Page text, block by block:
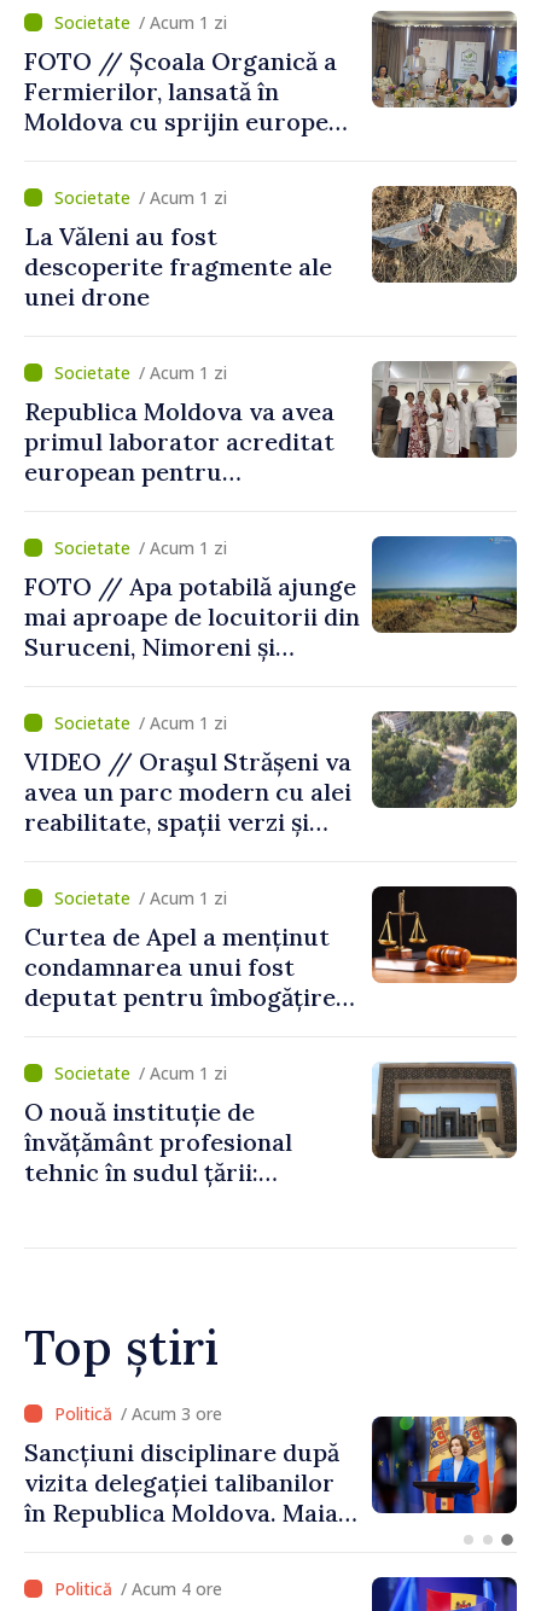
„catastrofă naturală”
/ Acum 1 zi
FOTO // Școala Organică a
Fermierilor, lansată în
Moldova cu sprijin european
agriculturii durabile
/ Acum 1 zi
La Văleni au fost
descoperite fragmente ale
unei drone
/ Acum 1 zi
Republica Moldova va avea
primul laborator acreditat
european pentru
viței-de-vie
/ Acum 1 zi
FOTO // Apa potabilă ajunge
mai aproape de locuitorii din
Suruceni, Nimoreni și
/ Acum 1 zi
VIDEO // Oraşul Strășeni va
avea un parc modern cu alei
reabilitate, spații verzi și
/ Acum 1 zi
Curtea de Apel a menținut
condamnarea unui fost
deputat pentru îmbogățire
statului peste 2,4 milioane
de lei
/ Acum 1 zi
O nouă instituție de
învățământ profesional
tehnic în sudul țării:
Top știri
/ Acum 2 ore
Adunarea Populară a
Găgăuziei trebuie să aibă un
mandat deplin. Președinta
libere și corecte””
/ Acum 4 ore